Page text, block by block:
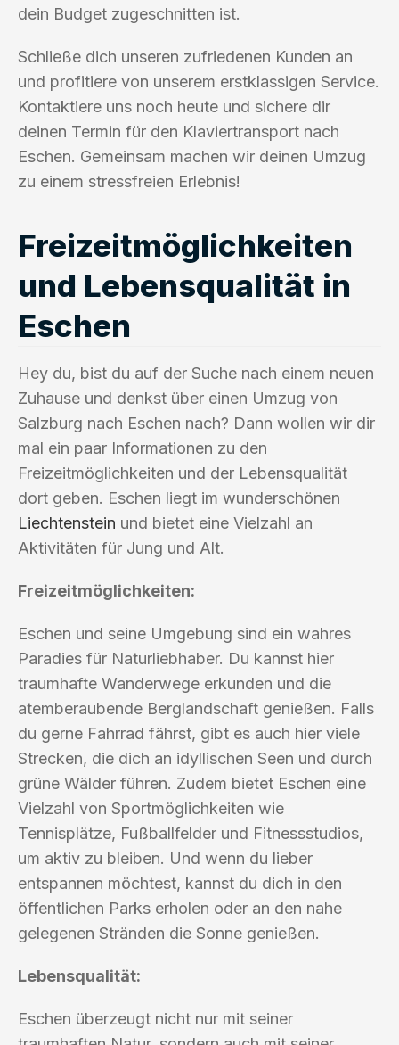
dein Budget zugeschnitten ist.
Schließe dich unseren zufriedenen Kunden an
und profitiere von unserem erstklassigen Service.
Kontaktiere uns noch heute und sichere dir
deinen Termin für den Klaviertransport nach
Eschen. Gemeinsam machen wir deinen Umzug
zu einem stressfreien Erlebnis!
Freizeitmöglichkeiten
und Lebensqualität in
Eschen
Hey du, bist du auf der Suche nach einem neuen
Zuhause und denkst über einen Umzug von
Salzburg nach Eschen nach? Dann wollen wir dir
mal ein paar Informationen zu den
Freizeitmöglichkeiten und der Lebensqualität
dort geben. Eschen liegt im wunderschönen
Liechtenstein und bietet eine Vielzahl an
Aktivitäten für Jung und Alt.
Freizeitmöglichkeiten:
Eschen und seine Umgebung sind ein wahres
Paradies für Naturliebhaber. Du kannst hier
traumhafte Wanderwege erkunden und die
atemberaubende Berglandschaft genießen. Falls
du gerne Fahrrad fährst, gibt es auch hier viele
Strecken, die dich an idyllischen Seen und durch
grüne Wälder führen. Zudem bietet Eschen eine
Vielzahl von Sportmöglichkeiten wie
Tennisplätze, Fußballfelder und Fitnessstudios,
um aktiv zu bleiben. Und wenn du lieber
entspannen möchtest, kannst du dich in den
öffentlichen Parks erholen oder an den nahe
gelegenen Stränden die Sonne genießen.
Lebensqualität:
Eschen überzeugt nicht nur mit seiner